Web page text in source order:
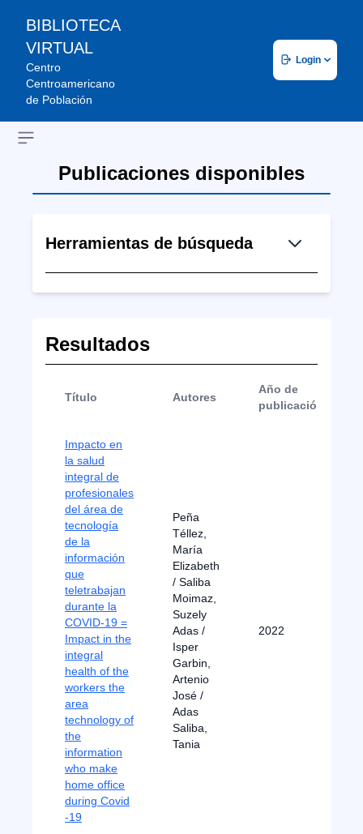
BIBLIOTECA
VIRTUAL
Centro
Centroamericano
de Población
Login
Open sidebar
Publicaciones disponibles
Herramientas de búsqueda
Resultados
Título Autores
Año de
publicación
Impacto en
la salud
integral de
profesionales
del área de
tecnología
de la
información
que
teletrabajan
durante la
COVID-19 =
Impact in the
integral
health of the
workers the
area
technology of
the
information
who make
home office
during Covid
-19
Peña
Téllez,
María
Elizabeth
/ Saliba
Moimaz,
Suzely
Adas /
Isper
Garbin,
Artenio
José /
Adas
Saliba,
Tania
2022